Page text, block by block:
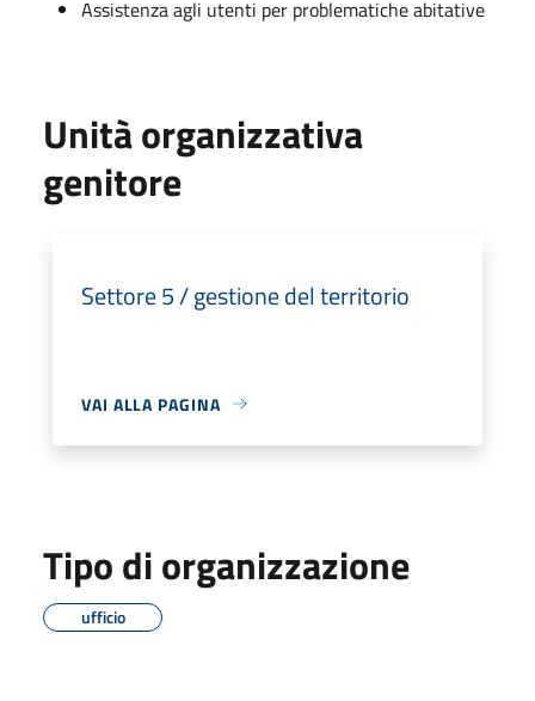
Assistenza agli utenti per problematiche abitative
Unità organizzativa
genitore
Settore 5 / gestione del territorio
VAI ALLA PAGINA
Tipo di organizzazione
ufficio